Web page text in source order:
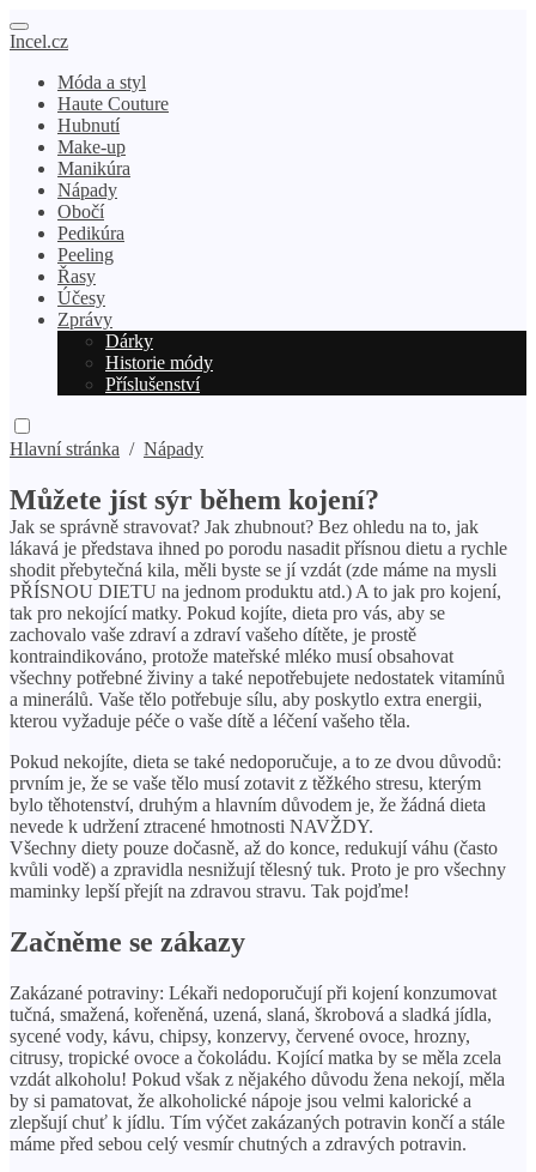
Incel.cz
Móda a styl
Haute Couture
Hubnutí
Make-up
Manikúra
Nápady
Obočí
Pedikúra
Peeling
Řasy
Účesy
Zprávy
Dárky
Historie módy
Příslušenství
Hlavní stránka / Nápady
Můžete jíst sýr během kojení?
Jak se správně stravovat? Jak zhubnout? Bez ohledu na to, jak
lákavá je představa ihned po porodu nasadit přísnou dietu a rychle
shodit přebytečná kila, měli byste se jí vzdát (zde máme na mysli
PŘÍSNOU DIETU na jednom produktu atd.) A to jak pro kojení,
tak pro nekojící matky. Pokud kojíte, dieta pro vás, aby se
zachovalo vaše zdraví a zdraví vašeho dítěte, je prostě
kontraindikováno, protože mateřské mléko musí obsahovat
všechny potřebné živiny a také nepotřebujete nedostatek vitamínů
a minerálů. Vaše tělo potřebuje sílu, aby poskytlo extra energii,
kterou vyžaduje péče o vaše dítě a léčení vašeho těla.
Pokud nekojíte, dieta se také nedoporučuje, a to ze dvou důvodů:
prvním je, že se vaše tělo musí zotavit z těžkého stresu, kterým
bylo těhotenství, druhým a hlavním důvodem je, že žádná dieta
nevede k udržení ztracené hmotnosti NAVŽDY.
Všechny diety pouze dočasně, až do konce, redukují váhu (často
kvůli vodě) a zpravidla nesnižují tělesný tuk. Proto je pro všechny
maminky lepší přejít na zdravou stravu. Tak pojďme!
Začněme se zákazy
Zakázané potraviny: Lékaři nedoporučují při kojení konzumovat
tučná, smažená, kořeněná, uzená, slaná, škrobová a sladká jídla,
sycené vody, kávu, chipsy, konzervy, červené ovoce, hrozny,
citrusy, tropické ovoce a čokoládu. Kojící matka by se měla zcela
vzdát alkoholu! Pokud však z nějakého důvodu žena nekojí, měla
by si pamatovat, že alkoholické nápoje jsou velmi kalorické a
zlepšují chuť k jídlu. Tím výčet zakázaných potravin končí a stále
máme před sebou celý vesmír chutných a zdravých potravin.